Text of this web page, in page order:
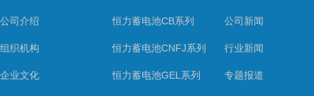
公司介绍
组织机构
企业文化
恒力蓄电池CB系列
恒力蓄电池CNFJ系列
恒力蓄电池GEL系列
公司新闻
行业新闻
专题报道